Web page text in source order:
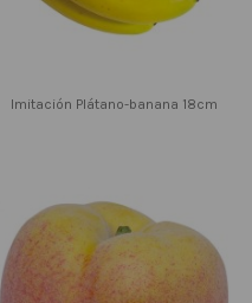
Imitación Plátano-banana 18cm